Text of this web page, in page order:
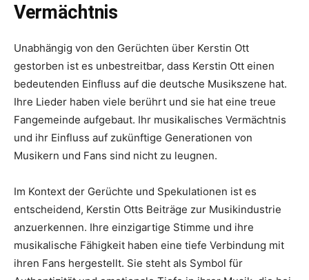
Vermächtnis
Unabhängig von den Gerüchten über Kerstin Ott
gestorben ist es unbestreitbar, dass Kerstin Ott einen
bedeutenden Einfluss auf die deutsche Musikszene hat.
Ihre Lieder haben viele berührt und sie hat eine treue
Fangemeinde aufgebaut. Ihr musikalisches Vermächtnis
und ihr Einfluss auf zukünftige Generationen von
Musikern und Fans sind nicht zu leugnen.
Im Kontext der Gerüchte und Spekulationen ist es
entscheidend, Kerstin Otts Beiträge zur Musikindustrie
anzuerkennen. Ihre einzigartige Stimme und ihre
musikalische Fähigkeit haben eine tiefe Verbindung mit
ihren Fans hergestellt. Sie steht als Symbol für